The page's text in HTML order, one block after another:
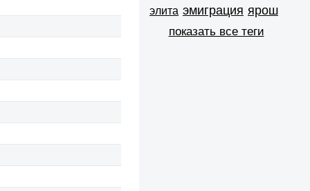
элита эмиграция ярош
показать все теги